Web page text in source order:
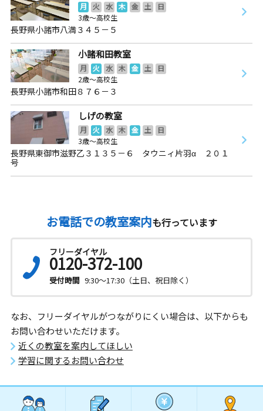
月 火 水 木 金 土
日
3歳～高校生
長野県小諸市八満３４５－５
小諸和田教室
月 火 水 木 金 土
日
2歳～高校生
長野県小諸市和田８７６－３
しげの教室
月 火 水 木 金 土
日
3歳～高校生
長野県東御市滋野乙３１３５－６ タウニィ片羽α ２０１
号
お電話での教室案内も行っています
フリーダイヤル
0120-372-100
受付時間 9:30～17:30（土日、祝日除く）
なお、フリーダイヤルがつながりにくい場合は、以下からも
お問い合わせいただけます。
近くの教室を案内してほしい
学習に関するお問い合わせ